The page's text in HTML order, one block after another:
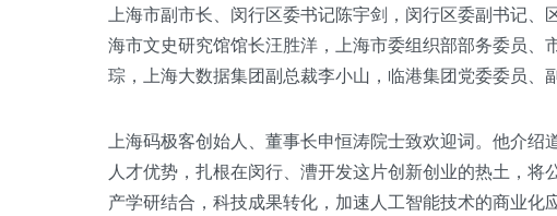
上海市副市长、闵行区委书记陈宇剑，闵行区委副书记
海市文史研究馆馆长汪胜洋，上海市委组织部部务委员
琮，上海大数据集团副总裁李小山，临港集团党委委员、
上海码极客创始人、董事长申恒涛院士致欢迎词。他介
人才优势，扎根在闵行、漕开发这片创新创业的热土，将
产学研结合，科技成果转化，加速人工智能技术的商业